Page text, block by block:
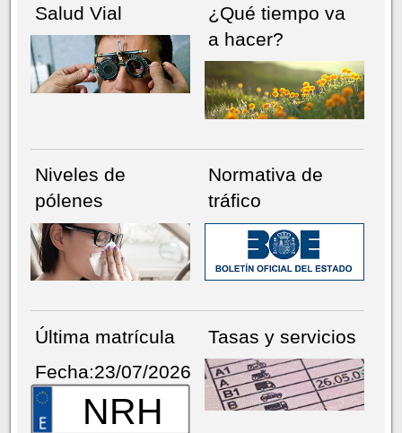
Salud Vial
¿Qué tiempo va
a hacer?
Niveles de
pólenes
Normativa de
tráfico
Última matrícula
Fecha:23/07/2026
NRH
Tasas y servicios